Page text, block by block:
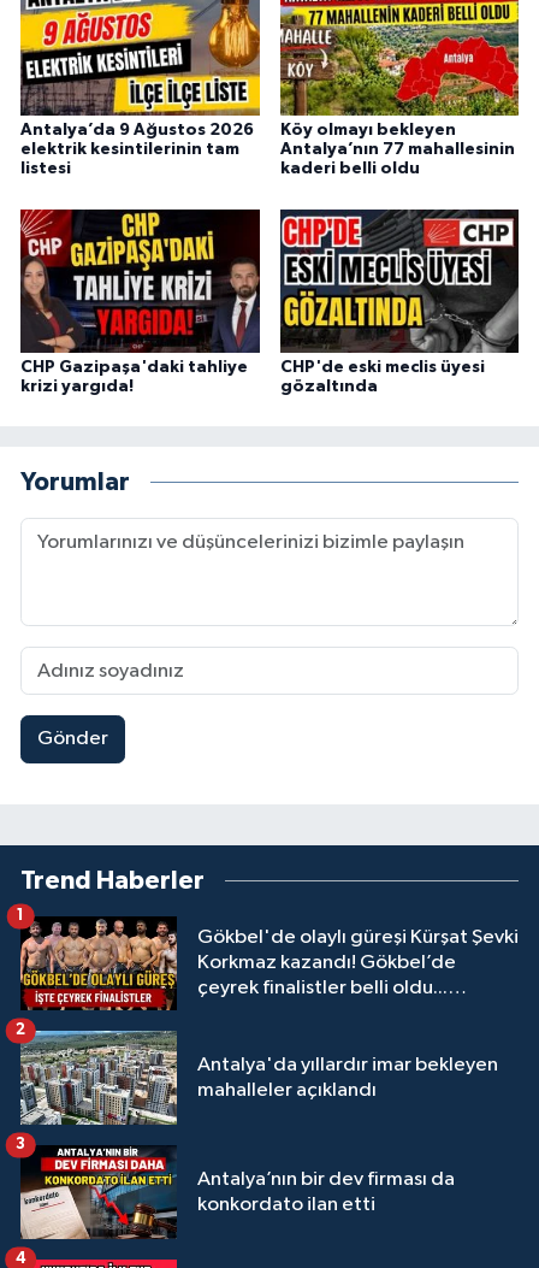
Antalya’da 9 Ağustos 2026
elektrik kesintilerinin tam
listesi
Köy olmayı bekleyen
Antalya’nın 77 mahallesinin
kaderi belli oldu
CHP Gazipaşa'daki tahliye
krizi yargıda!
CHP'de eski meclis üyesi
gözaltında
Yorumlar
Gönder
Trend Haberler
Gökbel'de olaylı güreşi Kürşat Şevki
Korkmaz kazandı! Gökbel’de
çeyrek finalistler belli oldu...
1
Antalya'da yıllardır imar bekleyen
mahalleler açıklandı
2
Antalya’nın bir dev firması da
konkordato ilan etti
3
4